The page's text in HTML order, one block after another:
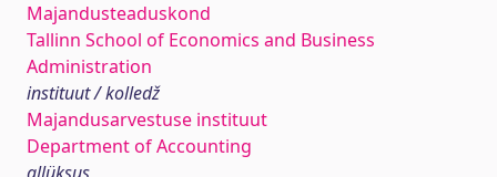
Majandusteaduskond
Tallinn School of Economics and Business
Administration
instituut / kolledž
Majandusarvestuse instituut
Department of Accounting